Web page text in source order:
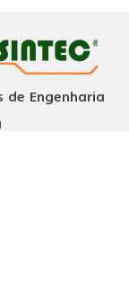
de Engenharia